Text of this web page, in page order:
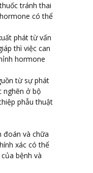
tránh thai
có thể
phát từ vấn
thì việc can
hormone
từ sự phát
nghẽn ở bộ
phẫu thuật
đoán và chữa
xác có thể
bệnh và